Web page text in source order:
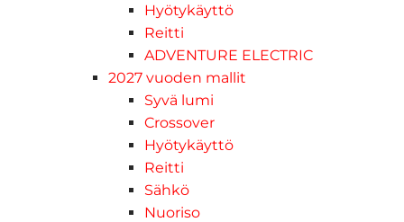
Hyötykäyttö
Reitti
ADVENTURE ELECTRIC
2027 vuoden mallit
Syvä lumi
Crossover
Hyötykäyttö
Reitti
Sähkö
Nuoriso